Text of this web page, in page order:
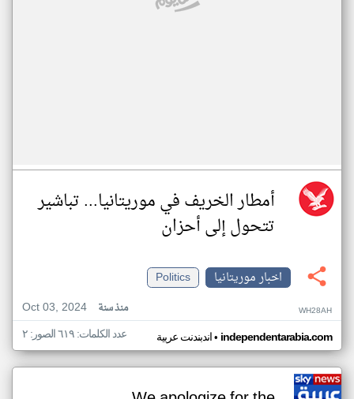
أمطار الخريف في موريتانيا... تباشير
تتحول إلى أحزان
اخبار موريتانيا
Politics
Oct 03, 2024
منذ سنة WH28AH
اندبندنت عربية• independentarabia.com عدد الكلمات: ٦١٩ الصور: ٢